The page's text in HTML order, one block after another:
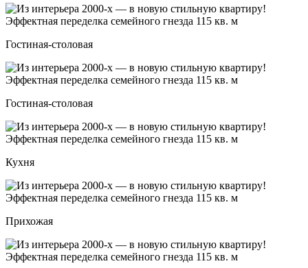
Гостиная-столовая
Гостиная-столовая
Кухня
Прихожая